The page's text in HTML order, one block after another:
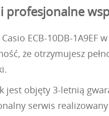
profesjonalne
ECB-10DB-
że otrzymujesz
jest objęty 3-letnią
serwis